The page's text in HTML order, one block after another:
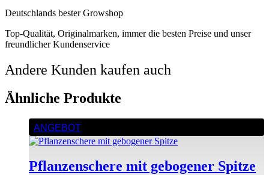
Deutschlands bester Growshop
Top-Qualität, Originalmarken, immer die besten Preise und unser
freundlicher Kundenservice
Andere Kunden kaufen auch
Ähnliche Produkte
ANGEBOT
Pflanzenschere mit gebogener Spitze